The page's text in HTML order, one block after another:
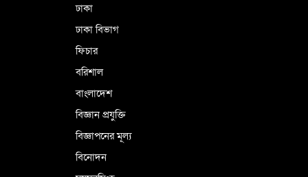
ঢাকা
ঢাকা বিভাগ
ফিচার
বরিশাল
বাংলাদেশ
বিজ্ঞান প্রযুক্তি
বিজ্ঞাপনের মূল্য
বিনোদন